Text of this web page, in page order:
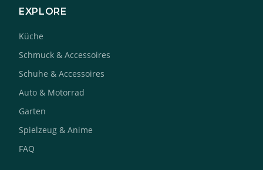
EXPLORE
Küche
Schmuck & Accessoires
Schuhe & Accessoires
Auto & Motorrad
Garten
Spielzeug & Anime
FAQ